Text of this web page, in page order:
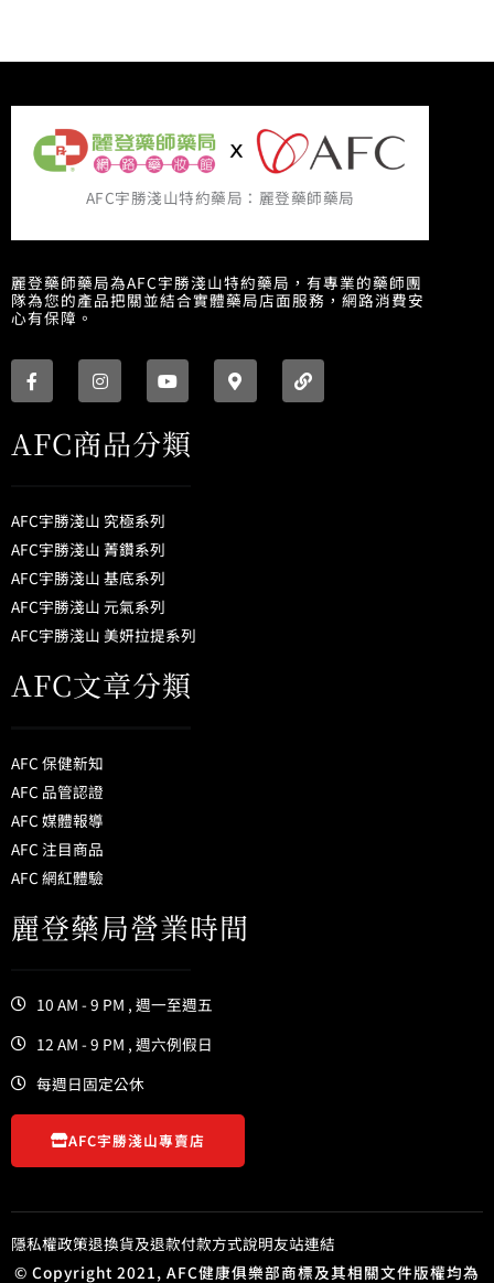
AFC宇勝淺山特約藥局：麗登藥師藥局
麗登藥師藥局為AFC宇勝淺山特約藥局，有專業的藥師團
隊為您的產品把關並結合實體藥局店面服務，網路消費安
心有保障。
F
a
c
e
o
o
f
I
n
s
t
a
g
r
Y
o
u
t
u
b
e
M
a
p
-
L
i
n
k
AFC商品分類
AFC宇勝淺山 究極系列
AFC宇勝淺山 菁鑽系列
AFC宇勝淺山 基底系列
AFC宇勝淺山 元氣系列
AFC宇勝淺山 美妍拉提系列
AFC文章分類
AFC 保健新知
AFC 品管認證
AFC 媒體報導
AFC 注目商品
AFC 網紅體驗
麗登藥局營業時間
10 AM - 9 PM , 週一至週五
12 AM - 9 PM , 週六例假日
每週日固定公休
AFC宇勝淺山專賣店
隱私權政策退換貨及退款付款方式說明友站連結
© Copyright 2021, AFC健康俱樂部商標及其相關文件版權均為